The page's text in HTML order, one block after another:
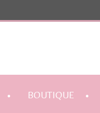
BOUTIQUE